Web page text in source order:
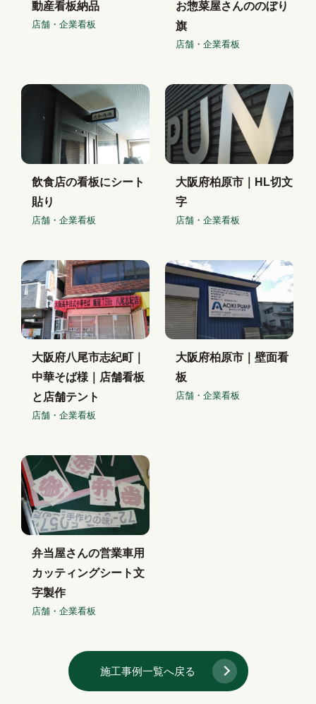
動産看板納品
店舗・企業看板
お惣菜屋さんののぼり
旗
店舗・企業看板
飲食店の看板にシート
貼り
店舗・企業看板
大阪府柏原市｜HL切文
字
店舗・企業看板
大阪府八尾市志紀町｜
中華そば様｜店舗看板
と店舗テント
店舗・企業看板
大阪府柏原市｜壁面看
板
店舗・企業看板
弁当屋さんの営業車用
カッティングシート文
字製作
店舗・企業看板
施工事例一覧へ戻る